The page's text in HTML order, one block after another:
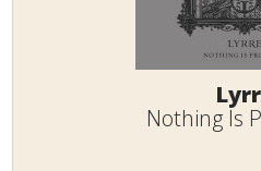
Nothing Is